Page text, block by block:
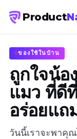
Product
ของใช้ในบ้าน
ถูกใจน้อ
แมว ที่ดี
อร่อยแถ
วันนี้เราจะพาคุ